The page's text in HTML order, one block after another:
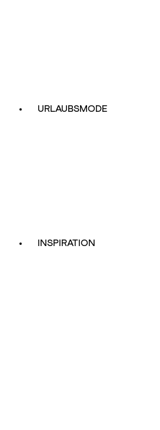
URLAUBSMODE
INSPIRATION